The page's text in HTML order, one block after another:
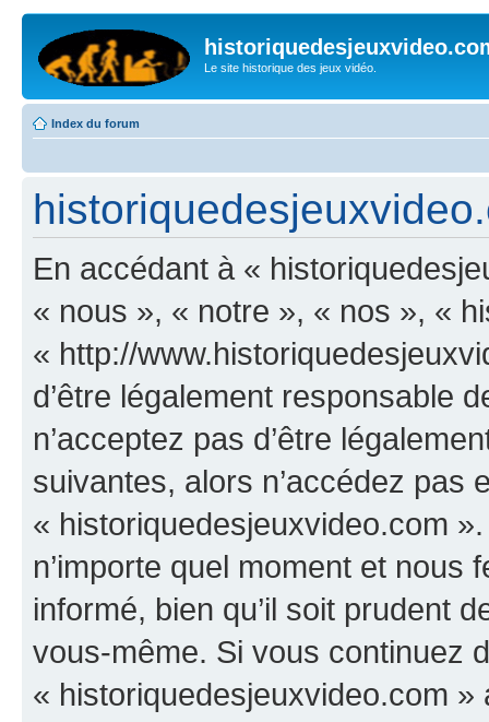
Le site historique des jeux vidéo.
Index du forum
En accédant à «
« nous », « notre », « nos », «
« http://
d’être légalement responsable
n’acceptez pas d’être
suivantes, alors n’accédez pas
« historiquedesjeuxvideo.com
n’importe quel moment et
informé, bien qu’il soit prudent
vous-même. Si vous continuez
« historiquedesjeuxvideo.com